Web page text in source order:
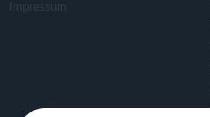
Impressum